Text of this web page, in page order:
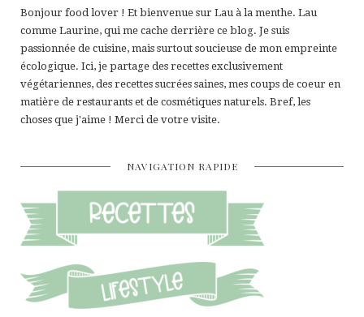
Bonjour food lover ! Et bienvenue sur Lau à la menthe. Lau
comme Laurine, qui me cache derrière ce blog. Je suis
passionnée de cuisine, mais surtout soucieuse de mon empreinte
écologique. Ici, je partage des recettes exclusivement
végétariennes, des recettes sucrées saines, mes coups de coeur en
matière de restaurants et de cosmétiques naturels. Bref, les
choses que j'aime ! Merci de votre visite.
NAVIGATION RAPIDE